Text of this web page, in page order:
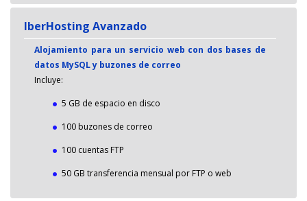
IberHosting Avanzado
Alojamiento para un servicio web con dos bases de
datos MySQL y buzones de correo
Incluye:
5 GB de espacio en disco
100 buzones de correo
100 cuentas FTP
50 GB transferencia mensual por FTP o web